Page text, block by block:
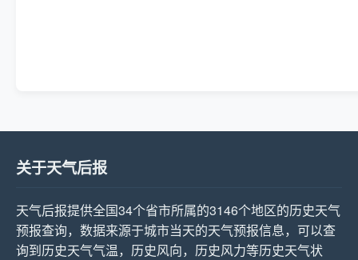
关于天气后报
天气后报提供全国34个省市所属的3146个地区的历史天气
预报查询，数据来源于城市当天的天气预报信息，可以查
询到历史天气气温，历史风向，历史风力等历史天气状